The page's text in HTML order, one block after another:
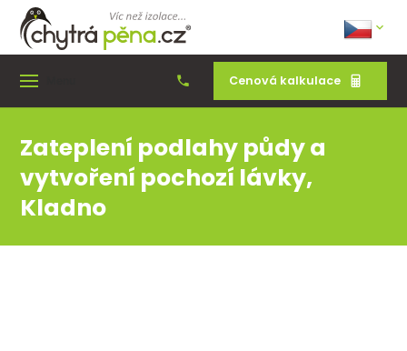
Cenová kalkulace
Zateplení podlahy půdy a
vytvoření pochozí lávky,
Kladno